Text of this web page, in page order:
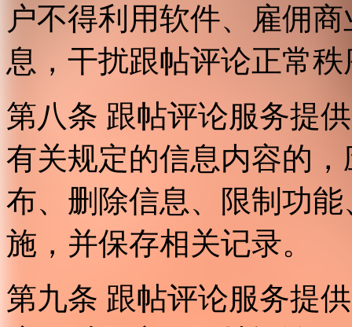
户不得利用软件、雇佣
息，干扰跟帖评论正常
第八条 跟帖评论服务提
有关规定的信息内容的
布、删除信息、限制功
施，并保存相关记录。
第九条 跟帖评论服务提